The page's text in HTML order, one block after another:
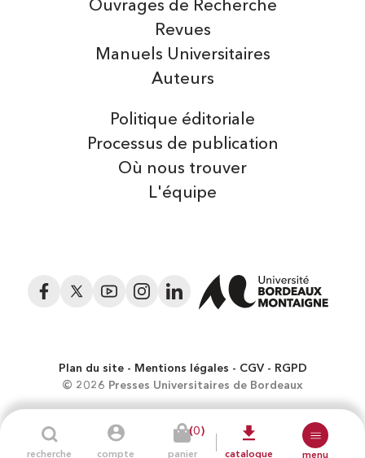
recherche compte
(0)
panier catalogue menu
Auteurs
Manuels Universitaires
Ouvrages de Recherche
Revues
Politique éditoriale
Processus de publication
Où nous trouver
L'équipe
Facebook
Twitter YouTubeInstagramLinkedIn
Plan du site Mentions légales CGV
RGPD
© 2026 Presses Universitaires de Bordeaux